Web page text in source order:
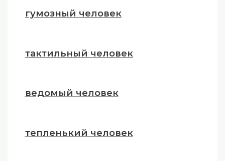
гумозный человек
тактильный человек
ведомый человек
тепленький человек